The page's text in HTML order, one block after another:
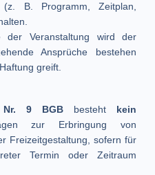
B. Programm, Zeitplan,
der Veranstaltung wird der
Ansprüche bestehen
greift.
9 BGB besteht kein
zur Erbringung von
Freizeitgestaltung, sofern für
Termin oder Zeitraum